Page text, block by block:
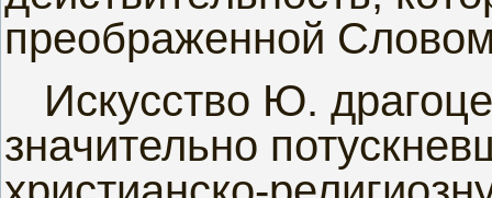
преображенной
Искусство Ю.
значительно